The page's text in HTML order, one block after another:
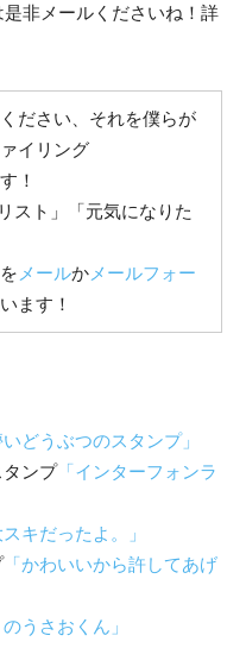
非メールくださいね！詳
ださい、それを僕らが
イリング
！
スト」「元気になりた
メールかメールフォー
ます！
どうぶつのスタンプ」
ンプ「インターフォンラ
キだったよ。」
「かわいいから許してあげ
うさおくん」